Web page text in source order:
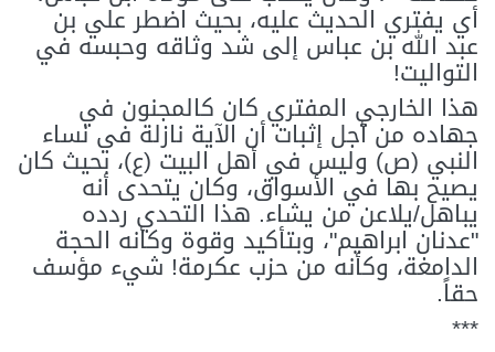
أي يفتري الحديث عليه، بحيث اضطر علي بن
عبد الله بن عباس إلى شد وثاقه وحبسه في
التواليت!
هذا الخارجي المفتري كان كالمجنون في
جهاده من أجل إثبات أن الآية نازلة في نساء
النبي (ص) وليس في أهل البيت (ع)، بحيث كان
يصيح بها في الأسواق، وكان يتحدى أنه
يباهل/يلاعن من يشاء. هذا التحدي ردده
"عدنان ابراهيم"، وبتأكيد وقوة وكأنه الحجة
الدامغة، وكأنه من حزب عكرمة! شيء مؤسف
حقاً.
***